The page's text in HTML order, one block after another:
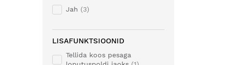
Jah 3
LISAFUNKTSIOONID
Tellida koos pesaga